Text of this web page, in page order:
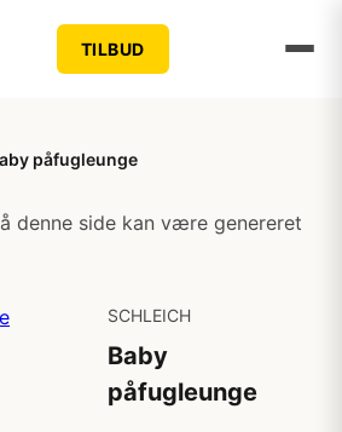
TILBUD
påfugleunge
denne side kan være genereret
SCHLEICH
Baby
påfugleunge